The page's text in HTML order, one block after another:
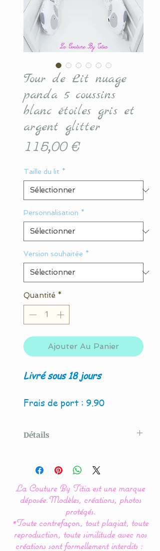
Tour de Lit nuage
panda 5 coussins
blanc étoiles gris et
argent glitter
115,00 €Prix
Taille du lit *
Personnalisation *
Version souhaitée *
Quantité *
Ajouter Au Panier
Livré sous 18 jours
Frais de port : 9.90
Détails
Couture By Titia
Possibilité de création avec
4 hiboux et/ou renard
koala.
La Couture By Titia est une marque
déposée.Modèles, créations, photos
protégés.
*Toute contrefaçon, tout plagiat, toute
reproduction, toute similitude avec nos
créations sont formellement interdits :